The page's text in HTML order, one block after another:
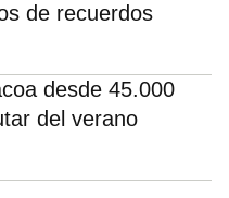
de recuerdos
desde 45.000
del verano